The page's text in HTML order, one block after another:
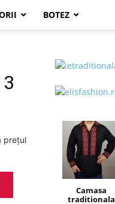
BOTEZ
prețul
Camasa
traditionala